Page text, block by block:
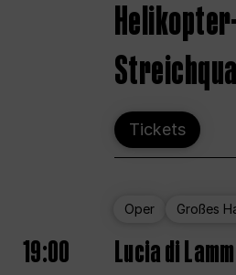
Tickets
Oper Großes
19:00 Lucia di